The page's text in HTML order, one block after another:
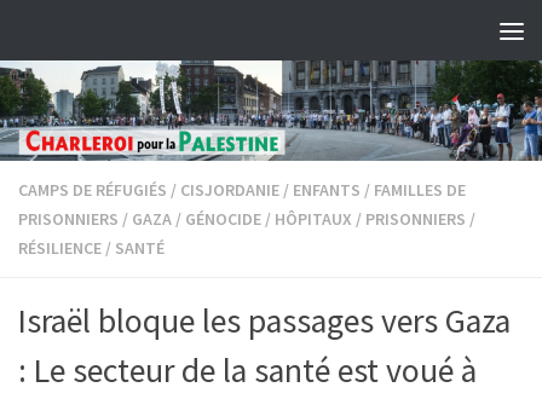
CAMPS DE RÉFUGIÉS / CISJORDANIE / ENFANTS / FAMILLES DE
PRISONNIERS / GAZA / GÉNOCIDE / HÔPITAUX / PRISONNIERS /
RÉSILIENCE / SANTÉ
Israël bloque les passages vers Gaza
: Le secteur de la santé est voué à